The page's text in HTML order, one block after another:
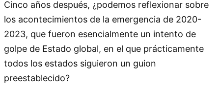
Cinco años después, ¿podemos reflexionar sobre
los acontecimientos de la emergencia de 2020-
2023, que fueron esencialmente un intento de
golpe de Estado global, en el que prácticamente
todos los estados siguieron un guion
preestablecido?